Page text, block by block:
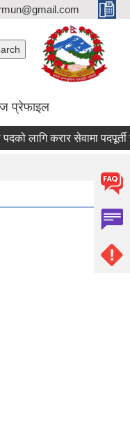
प्रेफाइल
लागि करार सेवामा पदपूर्ती